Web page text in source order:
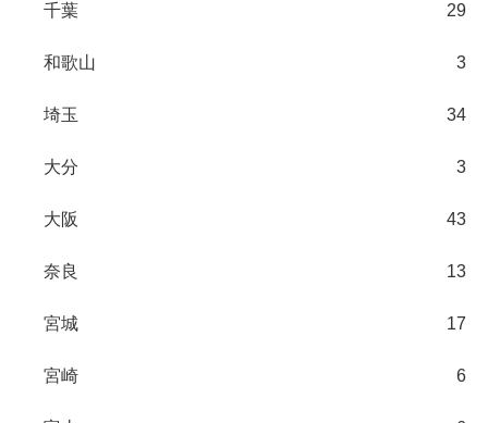
千葉 29
和歌山 3
埼玉 34
大分 3
大阪 43
奈良 13
宮城 17
宮崎 6